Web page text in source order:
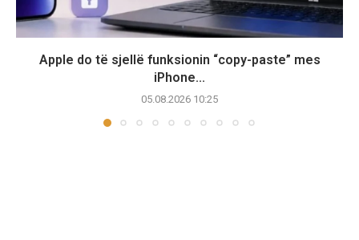
Apple do të sjellë funksionin “copy-paste” mes
iPhone...
05.08.2026 10:25